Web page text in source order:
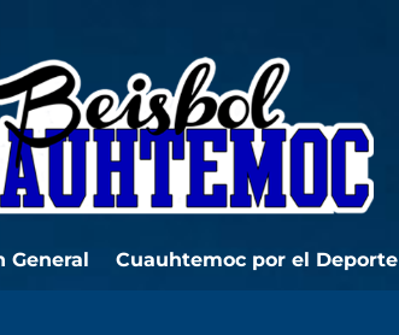
General Cuauhtemoc por el Deporte